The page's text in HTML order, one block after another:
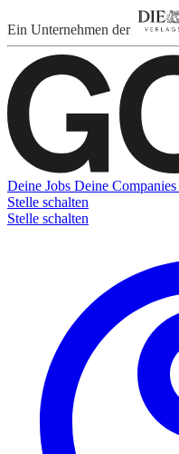
Ein Unternehmen der
Deine Jobs Deine Companies
Stelle schalten
Stelle schalten